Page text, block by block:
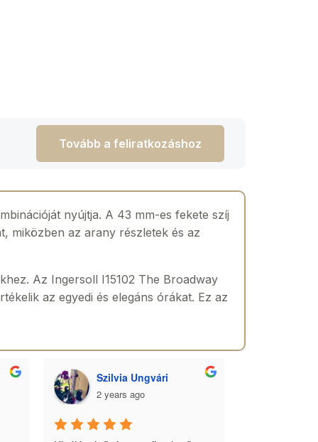
Tovább a feliratkozáshoz
nyújtja. A 43 mm-es fekete szíj
miközben az arany részletek és az
Az Ingersoll I15102 The Broadway
az egyedi és elegáns órákat. Ez az
Szilvia Ungvári
2 years ago